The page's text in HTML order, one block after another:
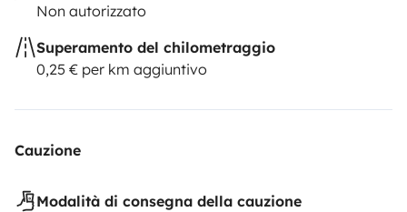
Non autorizzato
Superamento del chilometraggio
0,25 € per km aggiuntivo
Cauzione
Modalità di consegna della cauzione